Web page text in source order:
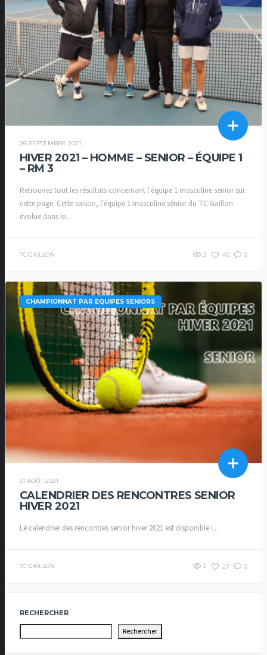
26 SEPTEMBRE 2021
HIVER 2021 – HOMME – SENIOR – ÉQUIPE 1
– RM 3
Retrouvez tout les résultats concernant l'équipe 1 masculine senior sur
cette page. Cette saison, l'équipe 1 masculine sénior du TC Gaillon
évolue dans le...
TC GAILLON 2 40 0
CHAMPIONNAT PAR EQUIPES SENIORS
31 AOÛT 2021
CALENDRIER DES RENCONTRES SENIOR
HIVER 2021
Le calendrier des rencontres senior hiver 2021 est disponible !...
TC GAILLON 2 27 0
RECHERCHER
Rechercher